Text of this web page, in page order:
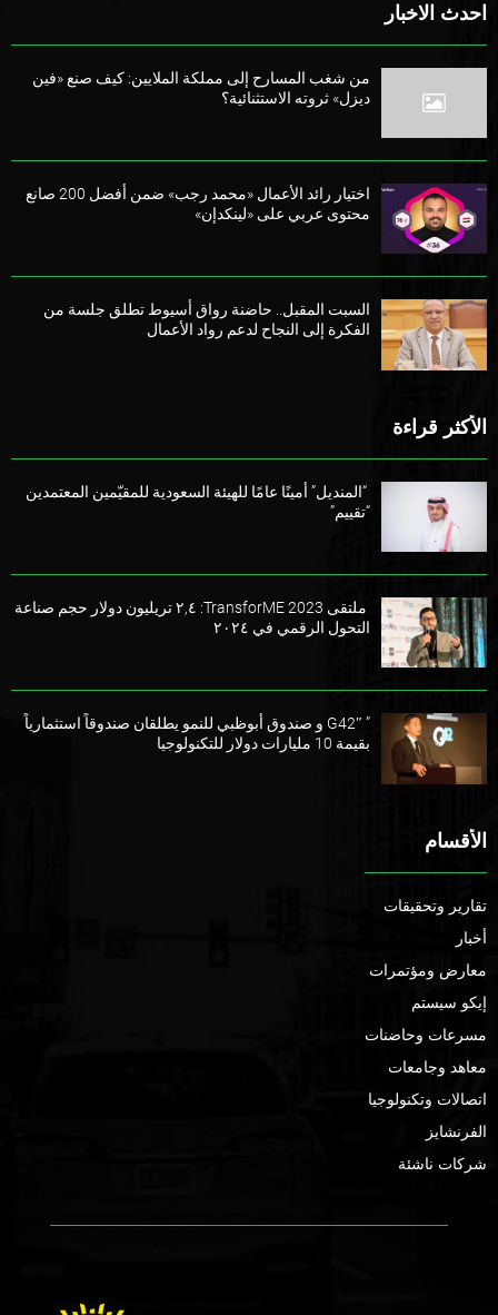
احدث الاخبار
من شغب المسارح إلى مملكة الملايين: كيف صنع «فين
ديزل» ثروته الاستثنائية؟
اختيار رائد الأعمال «محمد رجب» ضمن أفضل 200 صانع
محتوى عربي على «لينكدإن»
السبت المقبل.. حاضنة رواق أسيوط تطلق جلسة من
الفكرة إلى النجاح لدعم رواد الأعمال
الأكثر قراءة
“المنديل” أمينًا عامًا للهيئة السعودية للمقيّمين المعتمدين
“تقييم”
ملتقى TransforME 2023: ٢,٤ تريليون دولار حجم صناعة
التحول الرقمي في ٢٠٢٤
” G42″ و صندوق أبوظبي للنمو يطلقان صندوقاً استثمارياً
بقيمة 10 مليارات دولار للتكنولوجيا
الأقسام
تقارير وتحقيقات
أخبار
معارض ومؤتمرات
إيكو سيستم
مسرعات وحاضنات
معاهد وجامعات
اتصالات وتكنولوجيا
الفرنشايز
شركات ناشئة